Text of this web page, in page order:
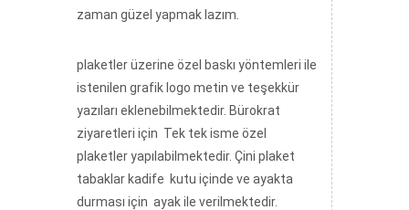
zaman güzel yapmak lazım.
plaketler üzerine özel baskı yöntemleri ile
istenilen grafik logo metin ve teşekkür
yazıları eklenebilmektedir. Bürokrat
ziyaretleri için Tek tek isme özel
plaketler yapılabilmektedir. Çini plaket
tabaklar kadife kutu içinde ve ayakta
durması için ayak ile verilmektedir.